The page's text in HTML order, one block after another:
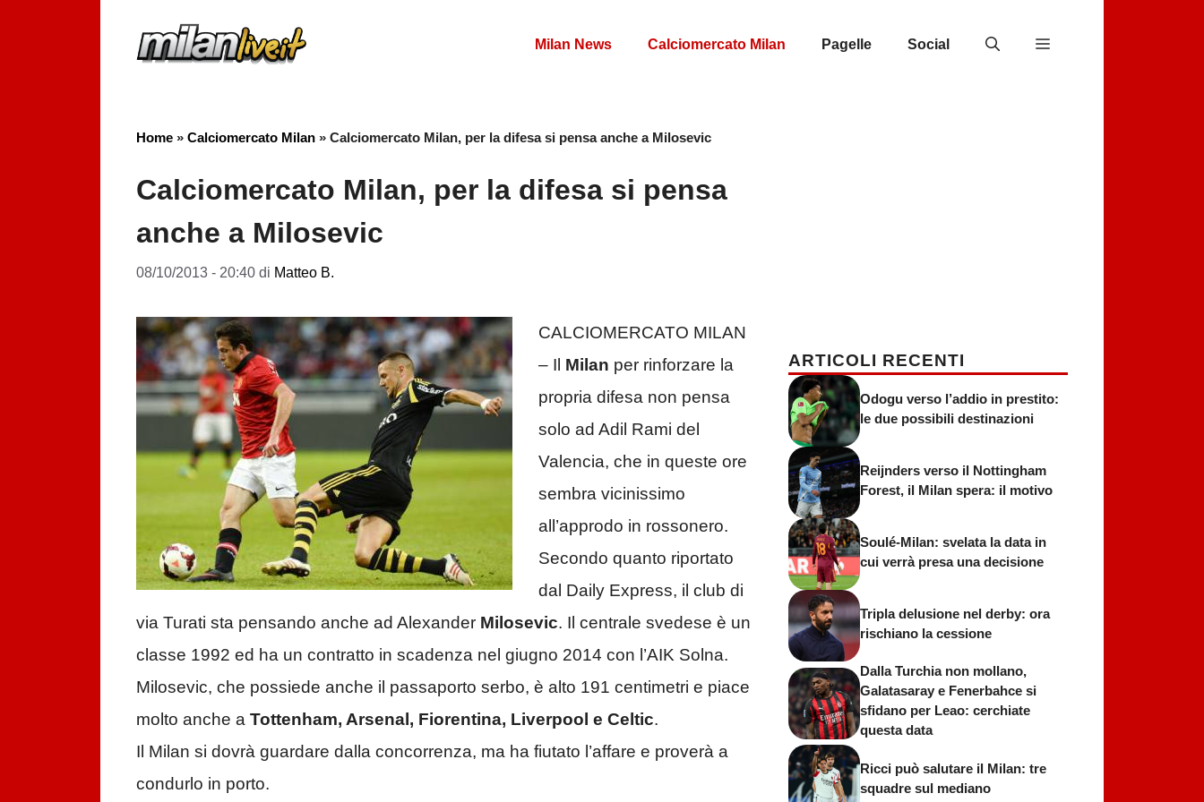
Milan News Calciomercato Milan Pagelle Social
Home » Calciomercato Milan » Calciomercato Milan, per la difesa si pensa anche a Milosevic
Calciomercato Milan, per la difesa si pensa
anche a Milosevic
08/10/2013 - 20:40 di Matteo B.
CALCIOMERCATO MILAN
– Il Milan per rinforzare la
propria difesa non pensa
solo ad Adil Rami del
Valencia, che in queste ore
sembra vicinissimo
all’approdo in rossonero.
Secondo quanto riportato
dal Daily Express, il club di
via Turati sta pensando anche ad Alexander Milosevic. Il centrale svedese è un
classe 1992 ed ha un contratto in scadenza nel giugno 2014 con l’AIK Solna.
Milosevic, che possiede anche il passaporto serbo, è alto 191 centimetri e piace
molto anche a Tottenham, Arsenal, Fiorentina, Liverpool e Celtic.
Il Milan si dovrà guardare dalla concorrenza, ma ha fiutato l’affare e proverà a
condurlo in porto.
ARTICOLI RECENTI
Odogu verso l’addio in prestito:
le due possibili destinazioni
Reijnders verso il Nottingham
Forest, il Milan spera: il motivo
Soulé-Milan: svelata la data in
cui verrà presa una decisione
Tripla delusione nel derby: ora
rischiano la cessione
Dalla Turchia non mollano,
Galatasaray e Fenerbahce si
sfidano per Leao: cerchiate
questa data
Ricci può salutare il Milan: tre
squadre sul mediano